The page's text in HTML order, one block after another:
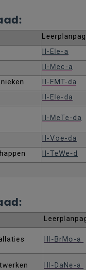
II-Ele-a
II-Mec-a
II-EMT-da
II-Ele-da
II-MeTe-da
II-Voe-da
II-TeWe-d
III-BrMo-a
III-DaNe-a